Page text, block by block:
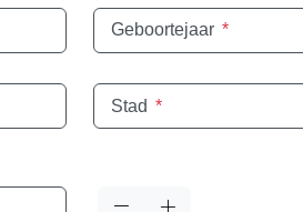
Geboortejaar *
Stad *